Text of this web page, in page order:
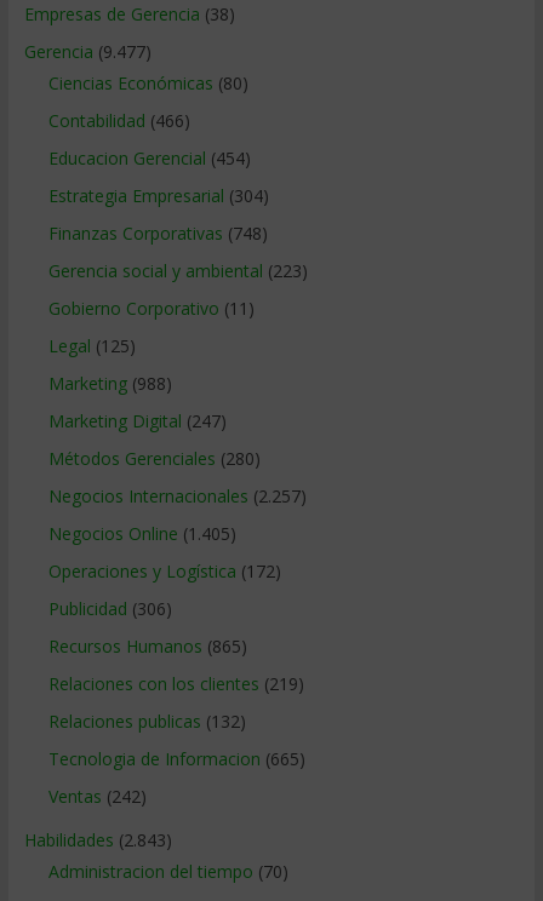
Empresas de Gerencia (38)
Gerencia (9.477)
Ciencias Económicas (80)
Contabilidad (466)
Educacion Gerencial (454)
Estrategia Empresarial (304)
Finanzas Corporativas (748)
Gerencia social y ambiental (223)
Gobierno Corporativo (11)
Legal (125)
Marketing(988)
Marketing Digital (247)
Métodos Gerenciales (280)
Negocios Internacionales (2.257)
Negocios Online (1.405)
Operaciones y Logística (172)
Publicidad (306)
Recursos Humanos (865)
Relaciones con los clientes (219)
Relaciones publicas (132)
Tecnologia de Informacion (665)
Ventas (242)
Habilidades (2.843)
Administracion del tiempo (70)